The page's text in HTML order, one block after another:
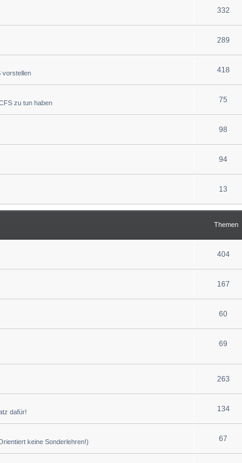
332
289
vorstellen 418
zu tun haben 75
98
94
13
Themen
404
167
60
69
263
dafür! 134
keine Sonderlehren!) 67